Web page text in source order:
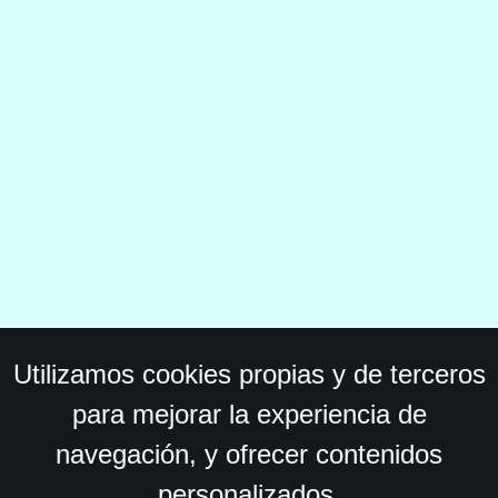
Utilizamos cookies propias y de terceros
para mejorar la experiencia de
navegación, y ofrecer contenidos